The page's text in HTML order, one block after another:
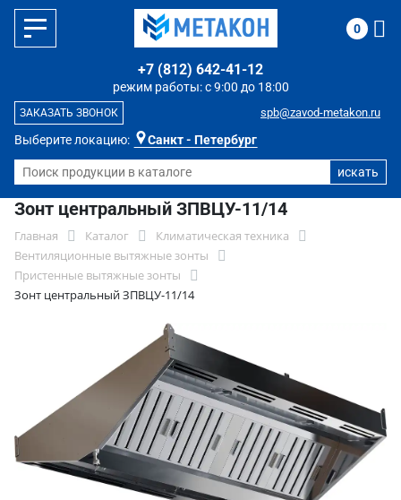
Выберите локацию: Санкт - Петербург
режим работы: с 9:00 до 18:00
+7 (812) 642-41-12
spb@zavod-metakon.ru
ЗАКАЗАТЬ ЗВОНОК
0
Зонт центральный ЗПВЦУ-11/14
Главная Каталог
Климатическая техника
Вентиляционные вытяжные зонты
Пристенные вытяжные зонты
Зонт центральный ЗПВЦУ-11/14